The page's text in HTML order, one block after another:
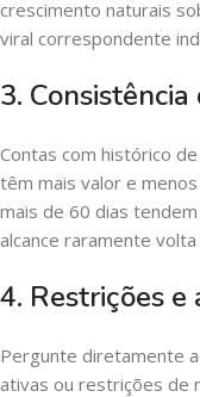
crescimento naturais
viral correspondente
3.
Contas com histórico
têm mais valor e
mais de 60 dias
alcance raramente
4. Restrições
Pergunte diretamente
ativas ou restrições de